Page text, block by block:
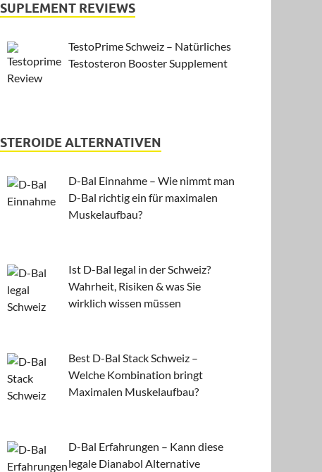
SUPLEMENT REVIEWS
TestoPrime Schweiz – Natürliches
Testosteron Booster Supplement
STEROIDE ALTERNATIVEN
D-Bal Einnahme – Wie nimmt man
D-Bal richtig ein für maximalen
Muskelaufbau?
Ist D-Bal legal in der Schweiz?
Wahrheit, Risiken & was Sie
wirklich wissen müssen
Best D-Bal Stack Schweiz –
Welche Kombination bringt
Maximalen Muskelaufbau?
D-Bal Erfahrungen – Kann diese
legale Dianabol Alternative